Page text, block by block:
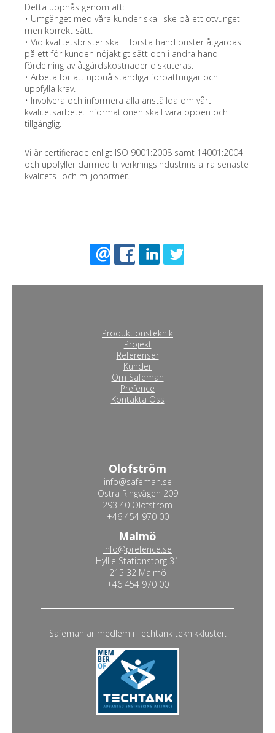
Detta uppnås genom att:
• Umgänget med våra kunder skall ske på ett otvunget
men korrekt sätt.
• Vid kvalitetsbrister skall i första hand brister åtgärdas
på ett för kunden nöjaktigt sätt och i andra hand
fördelning av åtgärdskostnader diskuteras.
• Arbeta för att uppnå ständiga förbättringar och
uppfylla krav.
• Involvera och informera alla anställda om vårt
kvalitetsarbete. Informationen skall vara öppen och
tillgänglig.
Vi är certifierade enligt ISO 9001:2008 samt 14001:2004
och uppfyller därmed tillverkningsindustrins allra senaste
kvalitets- och miljönormer.
Produktionsteknik
Projekt
Referenser
Kunder
Om Safeman
Prefence
Kontakta Oss
Olofström
info@safeman.se
Östra Ringvägen 209
293 40 Olofström
+46 454 970 00
Malmö
info@prefence.se
Hyllie Stationstorg 31
215 32 Malmö
+46 454 970 00
Safeman är medlem i Techtank teknikkluster.